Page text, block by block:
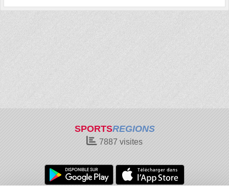
SPORTSREGIONS
7887 visites